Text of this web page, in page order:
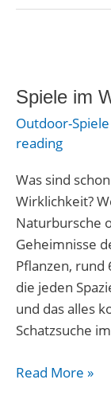
Spiele im
Outdoor-Spiele
reading
Was sind
Wirklichkeit?
Naturbursche
Geheimnisse
Pflanzen, rund
die jeden
und das alles
Schatzsuche im
Wald
Read More »